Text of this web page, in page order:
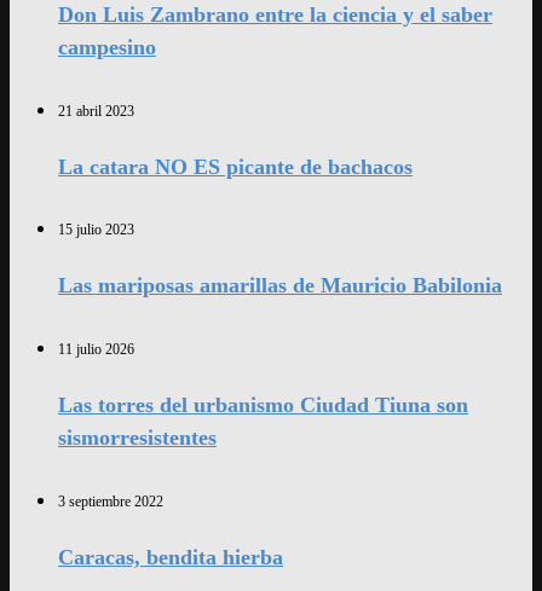
Don Luis Zambrano entre la ciencia y el saber
campesino
21 abril 2023
La catara NO ES picante de bachacos
15 julio 2023
Las mariposas amarillas de Mauricio Babilonia
11 julio 2026
Las torres del urbanismo Ciudad Tiuna son
sismorresistentes
3 septiembre 2022
Caracas, bendita hierba